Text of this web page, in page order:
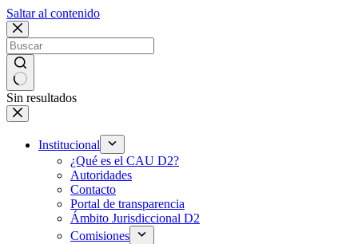
Saltar al contenido
Sin resultados
Institucional
¿Qué es el CAU D2?
Autoridades
Contacto
Portal de transparencia
Ámbito Jurisdiccional D2
Comisiones